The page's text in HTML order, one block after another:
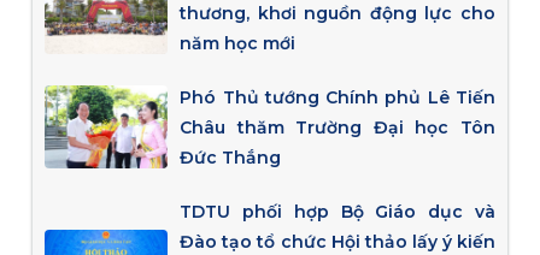
thương, khơi nguồn động lực cho
năm học mới
Phó Thủ tướng Chính phủ Lê Tiến
Châu thăm Trường Đại học Tôn
Đức Thắng
TDTU phối hợp Bộ Giáo dục và
Đào tạo tổ chức Hội thảo lấy ý kiến